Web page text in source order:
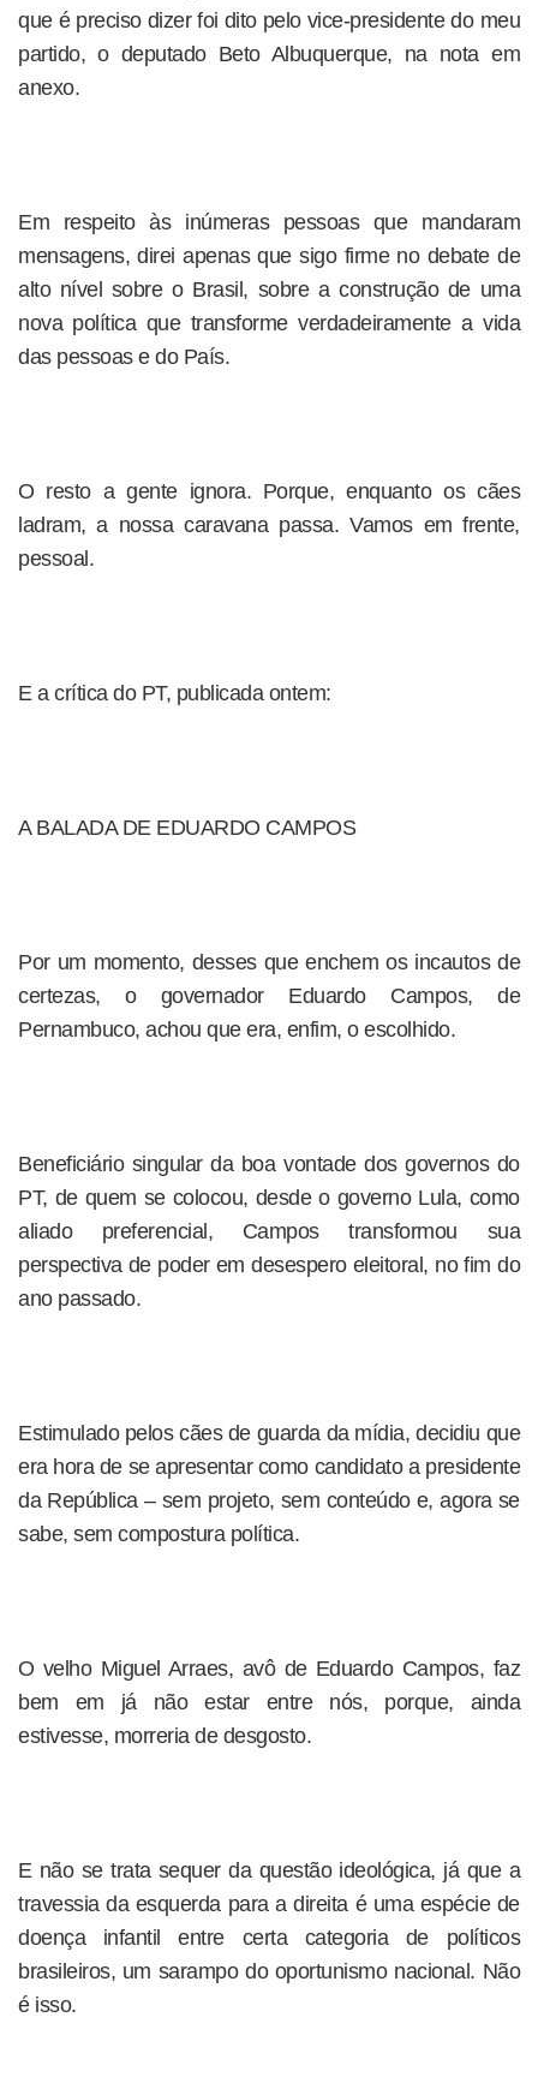
que é preciso dizer foi dito pelo vice-presidente do meu
partido, o deputado Beto Albuquerque, na nota em
anexo.
Em respeito às inúmeras pessoas que mandaram
mensagens, direi apenas que sigo firme no debate de
alto nível sobre o Brasil, sobre a construção de uma
nova política que transforme verdadeiramente a vida
das pessoas e do País.
O resto a gente ignora. Porque, enquanto os cães
ladram, a nossa caravana passa. Vamos em frente,
pessoal.
E a crítica do PT, publicada ontem:
A BALADA DE EDUARDO CAMPOS
Por um momento, desses que enchem os incautos de
certezas, o governador Eduardo Campos, de
Pernambuco, achou que era, enfim, o escolhido.
Beneficiário singular da boa vontade dos governos do
PT, de quem se colocou, desde o governo Lula, como
aliado preferencial, Campos transformou sua
perspectiva de poder em desespero eleitoral, no fim do
ano passado.
Estimulado pelos cães de guarda da mídia, decidiu que
era hora de se apresentar como candidato a presidente
da República – sem projeto, sem conteúdo e, agora se
sabe, sem compostura política.
O velho Miguel Arraes, avô de Eduardo Campos, faz
bem em já não estar entre nós, porque, ainda
estivesse, morreria de desgosto.
E não se trata sequer da questão ideológica, já que a
travessia da esquerda para a direita é uma espécie de
doença infantil entre certa categoria de políticos
brasileiros, um sarampo do oportunismo nacional. Não
é isso.